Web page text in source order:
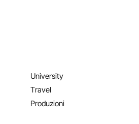
University
Travel
Produzioni